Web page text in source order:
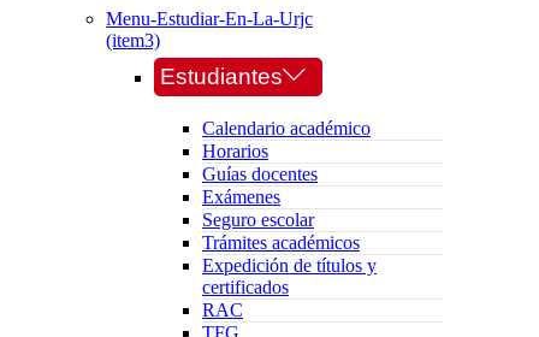
Menu-Estudiar-En-La-Urjc
(item3)
Estudiantes
Calendario académico
Horarios
Guías docentes
Exámenes
Seguro escolar
Trámites académicos
Expedición de títulos y
certificados
RAC